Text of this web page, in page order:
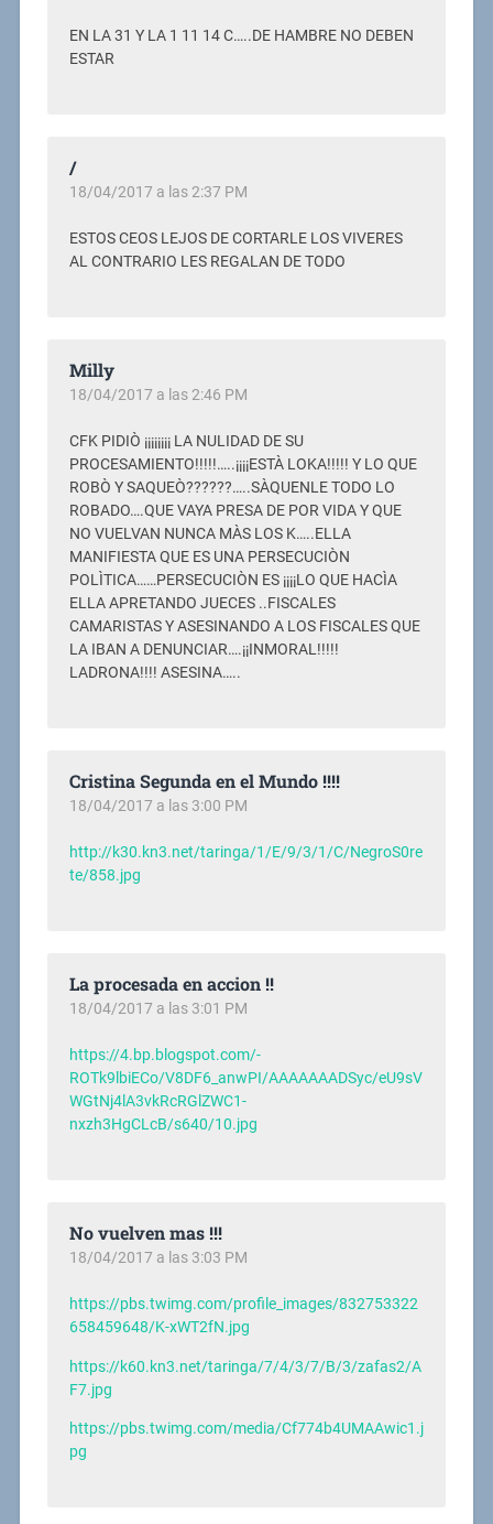
EN LA 31 Y LA 1 11 14 C…..DE HAMBRE NO DEBEN
ESTAR
/
18/04/2017 a las 2:37 PM
ESTOS CEOS LEJOS DE CORTARLE LOS VIVERES
AL CONTRARIO LES REGALAN DE TODO
Milly
18/04/2017 a las 2:46 PM
CFK PIDIÒ ¡¡¡¡¡¡¡¡ LA NULIDAD DE SU
PROCESAMIENTO!!!!!…..¡¡¡¡ESTÀ LOKA!!!!! Y LO QUE
ROBÒ Y SAQUEÒ??????…..SÀQUENLE TODO LO
ROBADO….QUE VAYA PRESA DE POR VIDA Y QUE
NO VUELVAN NUNCA MÀS LOS K…..ELLA
MANIFIESTA QUE ES UNA PERSECUCIÒN
POLÌTICA……PERSECUCIÒN ES ¡¡¡¡LO QUE HACÌA
ELLA APRETANDO JUECES ..FISCALES
CAMARISTAS Y ASESINANDO A LOS FISCALES QUE
LA IBAN A DENUNCIAR….¡¡INMORAL!!!!!
LADRONA!!!! ASESINA…..
Cristina Segunda en el Mundo !!!!
18/04/2017 a las 3:00 PM
http://k30.kn3.net/taringa/1/E/9/3/1/C/NegroS0re
te/858.jpg
La procesada en accion !!
18/04/2017 a las 3:01 PM
https://4.bp.blogspot.com/-
ROTk9lbiECo/V8DF6_anwPI/AAAAAAADSyc/eU9sV
WGtNj4lA3vkRcRGlZWC1-
nxzh3HgCLcB/s640/10.jpg
No vuelven mas !!!
18/04/2017 a las 3:03 PM
https://pbs.twimg.com/profile_images/832753322
658459648/K-xWT2fN.jpg
https://k60.kn3.net/taringa/7/4/3/7/B/3/zafas2/A
F7.jpg
https://pbs.twimg.com/media/Cf774b4UMAAwic1.j
pg